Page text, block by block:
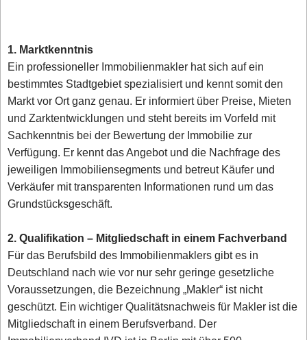
1. Marktkenntnis
Ein professioneller Immobilienmakler hat sich auf ein
bestimmtes Stadtgebiet spezialisiert und kennt somit den
Markt vor Ort ganz genau. Er informiert über Preise, Mieten
und Zarktentwicklungen und steht bereits im Vorfeld mit
Sachkenntnis bei der Bewertung der Immobilie zur
Verfügung. Er kennt das Angebot und die Nachfrage des
jeweiligen Immobiliensegments und betreut Käufer und
Verkäufer mit transparenten Informationen rund um das
Grundstücksgeschäft.
2. Qualifikation – Mitgliedschaft in einem Fachverband
Für das Berufsbild des Immobilienmaklers gibt es in
Deutschland nach wie vor nur sehr geringe gesetzliche
Voraussetzungen, die Bezeichnung „Makler“ ist nicht
geschützt. Ein wichtiger Qualitätsnachweis für Makler ist die
Mitgliedschaft in einem Berufsverband. Der